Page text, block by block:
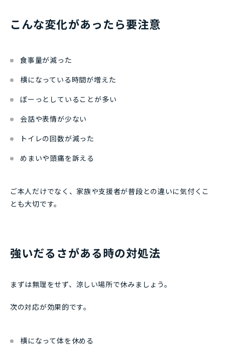
こんな変化があったら要注意
食事量が減った
横になっている時間が増えた
ぼーっとしていることが多い
会話や表情が少ない
トイレの回数が減った
めまいや頭痛を訴える
ご本人だけでなく、家族や支援者が普段との違いに気付くこ
とも大切です。
強いだるさがある時の対処法
まずは無理をせず、涼しい場所で休みましょう。
次の対応が効果的です。
横になって体を休める